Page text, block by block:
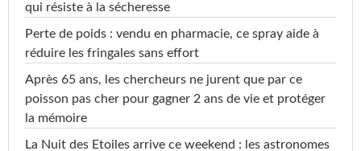
qui résiste à la sécheresse
Perte de poids : vendu en pharmacie, ce spray aide à
réduire les fringales sans effort
Après 65 ans, les chercheurs ne jurent que par ce
poisson pas cher pour gagner 2 ans de vie et protéger
la mémoire
La Nuit des Etoiles arrive ce weekend : les astronomes